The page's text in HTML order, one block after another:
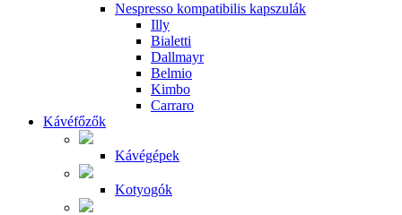
Nespresso kompatibilis kapszulák
Illy
Bialetti
Dallmayr
Belmio
Kimbo
Carraro
Kávéfőzők
Kávégépek
Kotyogók